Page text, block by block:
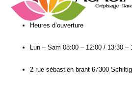
Heures d’ouverture​
Lun – Sam 08:00 – 12:00 / 13:30 –
2 rue sébastien brant 67300